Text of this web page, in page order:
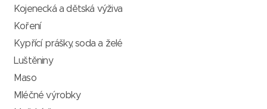
Kojenecká a dětská výživa
Koření
Kypřící prášky, soda a želé
Luštěniny
Maso
Mléčné výrobky